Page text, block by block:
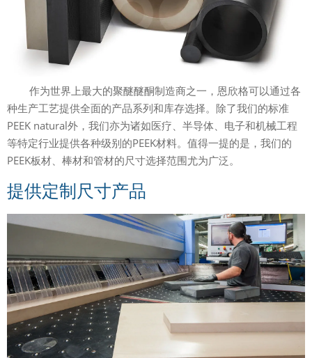
作为世界上最大的聚醚醚酮制造商之一，恩欣格可以通过各
种生产工艺提供全面的产品系列和库存选择。除了我们的标准
PEEK natural外，我们亦为诸如医疗、半导体、电子和机械工程
等特定行业提供各种级别的PEEK材料。值得一提的是，我们的
PEEK板材、棒材和管材的尺寸选择范围尤为广泛。
提供定制尺寸产品